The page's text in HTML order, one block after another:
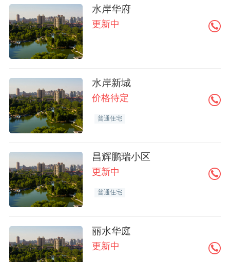
水岸华府
更新中
水岸新城
价格待定
普通住宅
昌辉鹏瑞小区
更新中
普通住宅
丽水华庭
更新中